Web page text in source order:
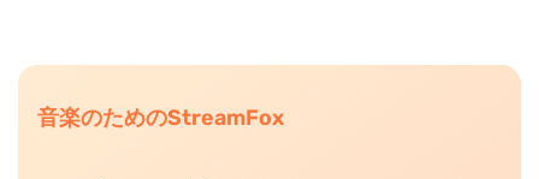
音楽のためのStreamFox